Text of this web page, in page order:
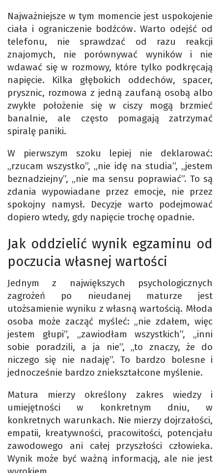
Najważniejsze w tym momencie jest uspokojenie
ciała i ograniczenie bodźców. Warto odejść od
telefonu, nie sprawdzać od razu reakcji
znajomych, nie porównywać wyników i nie
wdawać się w rozmowy, które tylko podkręcają
napięcie. Kilka głębokich oddechów, spacer,
prysznic, rozmowa z jedną zaufaną osobą albo
zwykłe położenie się w ciszy mogą brzmieć
banalnie, ale często pomagają zatrzymać
spiralę paniki.
W pierwszym szoku lepiej nie deklarować:
„rzucam wszystko”, „nie idę na studia”, „jestem
beznadziejny”, „nie ma sensu poprawiać”. To są
zdania wypowiadane przez emocje, nie przez
spokojny namysł. Decyzje warto podejmować
dopiero wtedy, gdy napięcie trochę opadnie.
Jak oddzielić wynik egzaminu od
poczucia własnej wartości
Jednym z największych psychologicznych
zagrożeń po nieudanej maturze jest
utożsamienie wyniku z własną wartością. Młoda
osoba może zacząć myśleć: „nie zdałem, więc
jestem głupi”, „zawiodłam wszystkich”, „inni
sobie poradzili, a ja nie”, „to znaczy, że do
niczego się nie nadaję”. To bardzo bolesne i
jednocześnie bardzo zniekształcone myślenie.
Matura mierzy określony zakres wiedzy i
umiejętności w konkretnym dniu, w
konkretnych warunkach. Nie mierzy dojrzałości,
empatii, kreatywności, pracowitości, potencjału
zawodowego ani całej przyszłości człowieka.
Wynik może być ważną informacją, ale nie jest